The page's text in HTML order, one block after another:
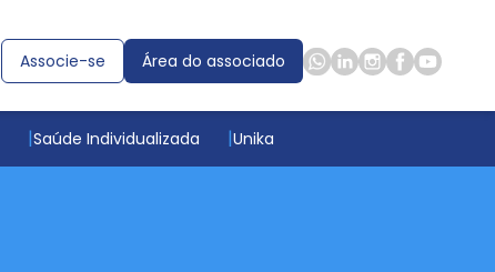
Associe-se Área do associado
Saúde Individualizada Unika